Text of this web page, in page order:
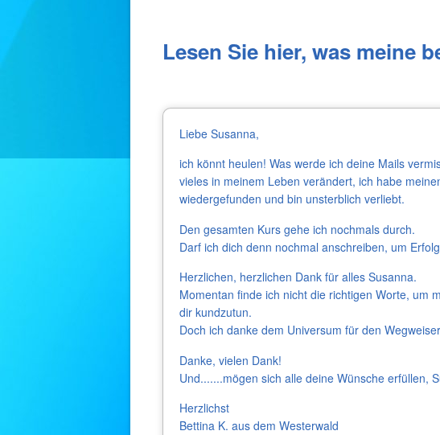
Lesen Sie hier, was meine
Liebe Susanna,
ich könnt heulen! Was werde ich deine Mails
vieles in meinem Leben verändert, ich habe
wiedergefunden und bin unsterblich verliebt.
Den gesamten Kurs gehe ich nochmals durch.
Darf ich dich denn nochmal anschreiben, um
Herzlichen, herzlichen Dank für alles Susanna.
Momentan finde ich nicht die richtigen Worte, um
dir kundzutun.
Doch ich danke dem Universum für den
Danke, vielen Dank!
Und.......mögen sich alle deine Wünsche erfüllen,
Herzlichst
Bettina K. aus dem Westerwald